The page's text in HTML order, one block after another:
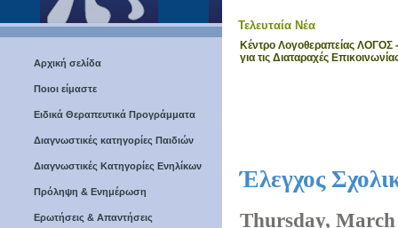
Αρχική σελίδα
Ποιοι είμαστε
Ειδικά Θεραπευτικά Προγράμματα
Διαγνωστικές κατηγορίες Παιδιών
Διαγνωστικές Κατηγορίες Ενηλίκων
Πρόληψη & Ενημέρωση
Ερωτήσεις & Απαντήσεις
Τελευταία Νέα
Κέντρο Λογοθεραπείας ΛΟΓΟΣ -
για τις Διαταραχές
Έλεγχος
Thursday, March